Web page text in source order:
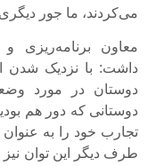
می‌کردند، ما جور
معاون برنامه‌ریزی
داشت: با نزدیک شدن
دوستان در مورد
دوستانی که دور هم
تجارب خود را به
طرف دیگر این توان نیز